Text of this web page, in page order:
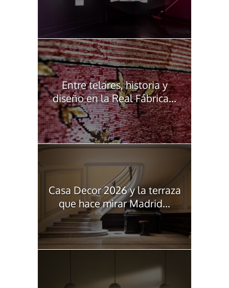
Entre telares, historia y
diseño en la Real Fábrica...
Casa Decor 2026 y la terraza
que hace mirar Madrid...